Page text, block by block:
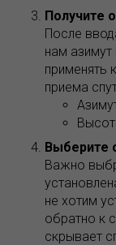
Получите
После
нам
применять
приема
Выберите
Важно
не хотим
обратно к
скрывает